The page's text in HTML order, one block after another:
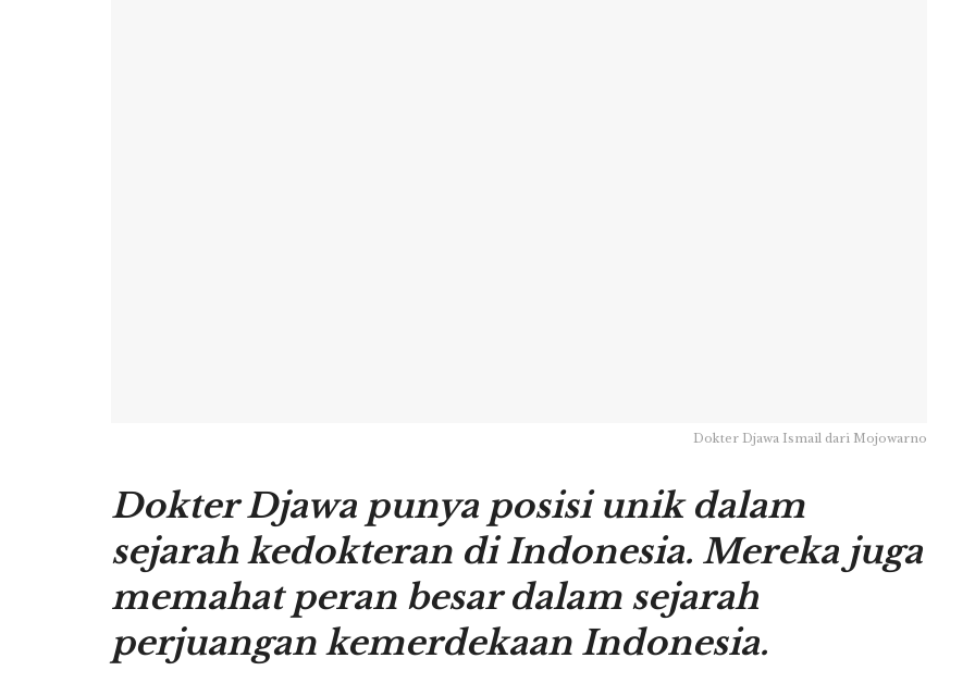
Dokter Djawa Ismail dari Mojowarno
Dokter Djawa punya posisi unik dalam
sejarah kedokteran di Indonesia. Mereka juga
memahat peran besar dalam sejarah
perjuangan kemerdekaan Indonesia.